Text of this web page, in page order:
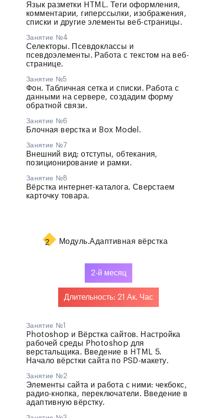
Язык разметки HTML. Теги оформления,
комментарии, гиперссылки, изображения,
списки и другие элементы веб-страницы.
Занятие №4
Селекторы. Псевдоклассы и
псевдоэлементы. Работа с текстом на веб-
странице.
Занятие №5
Фон. Табличная сетка и списки. Работа с
данными на сервере, создадим форму
обратной связи.
Занятие №6
Блочная верстка и Box Model.
Занятие №7
Внешний вид: отступы, обтекания,
позиционирование и рамки.
Занятие №8
Вёрстка интернет-каталога. Сверстаем
карточку товара.
2 Модуль.Адаптивная вёрстка
2-й месяц
Длительность: 21 Ак. Час
Занятие №1
Photoshop и Вёрстка сайтов. Настройка
рабочей среды Photoshop для
верстальщика. Введение в HTML 5.
Начало вёрстки сайта по PSD-макету.
Занятие №2
Элементы сайта и работа с ними: чекбокс,
радио-кнопка, переключатели. Введение в
адаптивную вёрстку.